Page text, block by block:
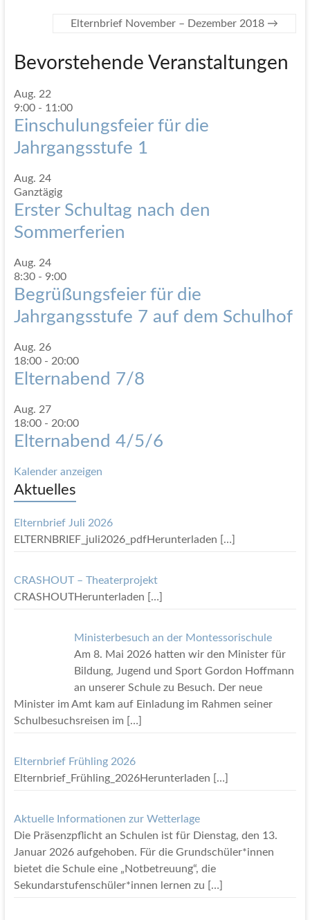
Elternbrief November – Dezember 2018 →
Bevorstehende Veranstaltungen
Aug. 22
9:00- 11:00
Einschulungsfeier für die
Jahrgangsstufe 1
Aug. 24
Ganztägig
Erster Schultag nach den
Sommerferien
Aug. 24
8:30- 9:00
Begrüßungsfeier für die
Jahrgangsstufe 7 auf dem Schulhof
Aug. 26
18:00- 20:00
Elternabend 7/8
Aug. 27
18:00- 20:00
Elternabend 4/5/6
Kalender anzeigen
Aktuelles
Elternbrief Juli 2026
ELTERNBRIEF_juli2026_pdfHerunterladen […]
CRASHOUT – Theaterprojekt
CRASHOUTHerunterladen […]
Ministerbesuch an der Montessorischule
Am 8. Mai 2026 hatten wir den Minister für
Bildung, Jugend und Sport Gordon Hoffmann
an unserer Schule zu Besuch. Der neue
Minister im Amt kam auf Einladung im Rahmen seiner
Schulbesuchsreisen im
[…]
Elternbrief Frühling 2026
Elternbrief_Frühling_2026Herunterladen […]
Aktuelle Informationen zur Wetterlage
Die Präsenzpflicht an Schulen ist für Dienstag, den 13.
Januar 2026 aufgehoben. Für die Grundschüler*innen
bietet die Schule eine „Notbetreuung“, die
Sekundarstufenschüler*innen lernen zu
[…]